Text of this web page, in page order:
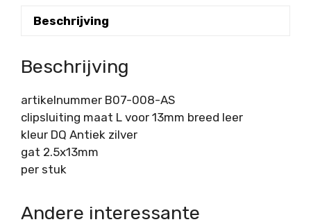
Beschrijving
Beschrijving
artikelnummer B07-008-AS
clipsluiting maat L voor 13mm breed leer
kleur DQ Antiek zilver
gat 2.5x13mm
per stuk
Andere interessante